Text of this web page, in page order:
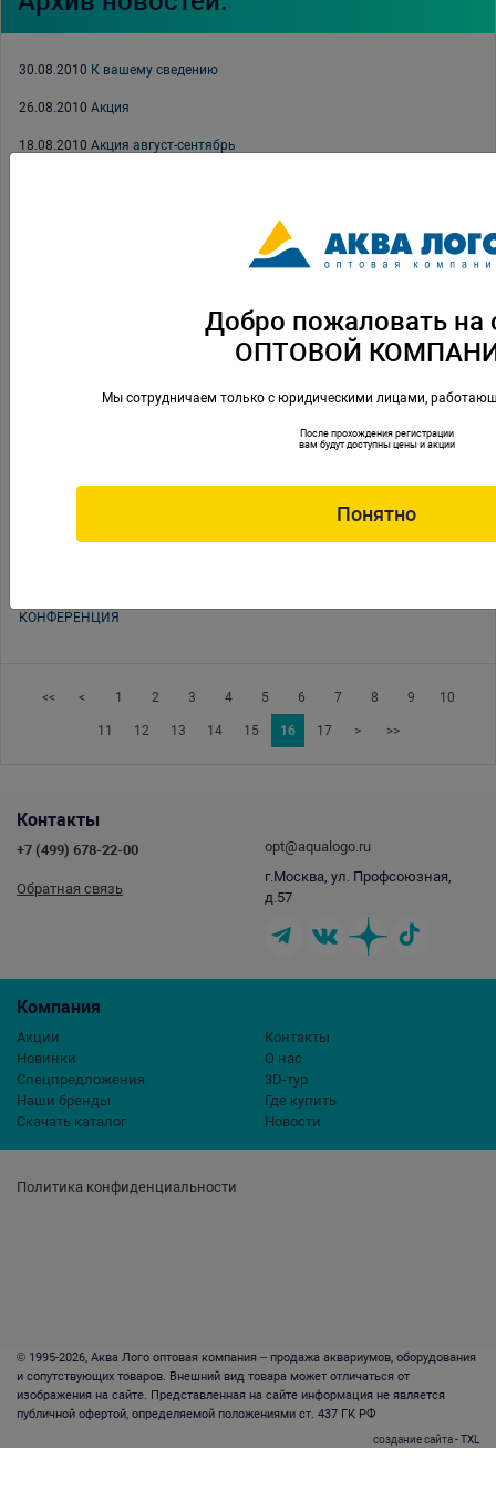
30.08.2010 К вашему сведению
26.08.2010 Акция
18.08.2010 Акция август-сентябрь
Семинар Тетра во Владивостоке
Семинар Оптовой Компании Аква Лого (Хабаровск)
Семинар АШАН Сад (Мытищи)
Акция Тетра
Семинар АШАН Сад (Красносельская)
16.03.2010Семинара по прудовой продукции компании Тетра (Москва)
КОНФЕРЕНЦИЯ
<< < 1 2 3 4 5 6 7 8 9 10
11 12 13 14 15 16 17 > >>
Политика конфиденциальности
Компания
Акции
Новинки
Спецпредложения
Наши бренды
Скачать каталог
Контакты
О нас
3D-тур
Где купить
Новости
Контакты
+7 (499) 678-22-00
Обратная связь
opt@aqualogo.ru
г.Москва, ул. Профсоюзная,
д.57
© 1995-2026, Аква Лого оптовая компания – продажа аквариумов, оборудования
и сопутствующих товаров. Внешний вид товара может отличаться от
изображения на сайте. Представленная на сайте информация не является
публичной офертой, определяемой положениями ст. 437 ГК РФ
создание сайта- TXL
Добро пожаловать на
ОПТОВОЙ
Мы сотрудничаем только с юридическими лицами,
После прохождения регистрации
вам будут доступны цены и акции
Понятно